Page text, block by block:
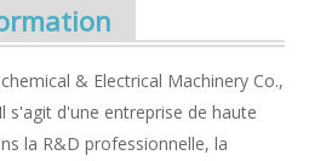
& Electrical Machinery Co.,
s'agit d'une entreprise de haute
la R&D professionnelle, la